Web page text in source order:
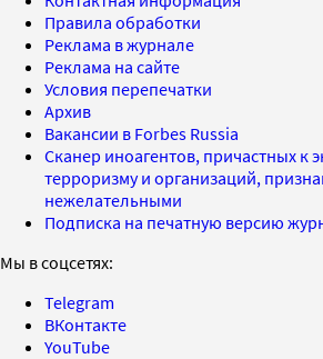
Правила обработки
Реклама в журнале
Реклама на сайте
Условия перепечатки
Архив
Вакансии в Forbes Russia
Сканер иноагентов, причастных к
терроризму и организаций,
нежелательными
Подписка на печатную версию
Мы в соцсетях:
Telegram
ВКонтакте
YouTube